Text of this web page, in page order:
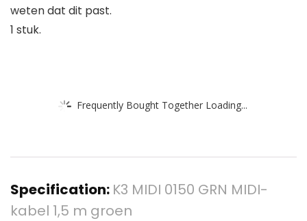
weten dat dit past.
1 stuk.
Frequently Bought Together Loading...
Specification: K3 MIDI 0150 GRN MIDI-
kabel 1,5 m groen